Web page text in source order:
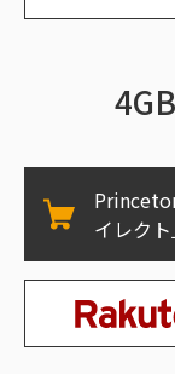
イレクト